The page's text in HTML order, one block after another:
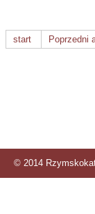
start Poprzedni
© 2014